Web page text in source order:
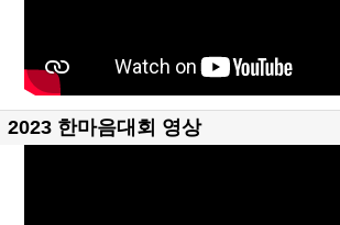
2023 한마음대회 영상